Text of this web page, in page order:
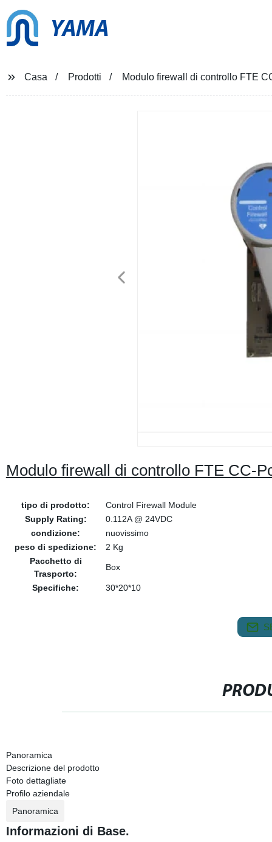
YAMA
Casa Prodotti Modulo firewall di controllo FTE
Modulo firewall di controllo FTE CC-
tipo di prodotto:
Control Firewall Module
Supply Rating:
0.112A @ 24VDC
condizione:
nuovissimo
peso di spedizione:
2 Kg
Pacchetto di
Trasporto:
Box
Specifiche: 30*20*10
Panoramica
Descrizione del prodotto
Foto dettagliate
Profilo aziendale
Panoramica
Informazioni di Base.